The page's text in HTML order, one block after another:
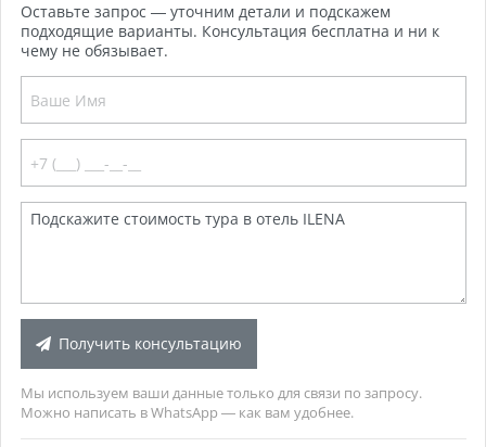
Оставьте запрос — уточним детали и подскажем
подходящие варианты. Консультация бесплатна и ни к
чему не обязывает.
Получить консультацию
Мы используем ваши данные только для связи по запросу.
Можно написать в WhatsApp — как вам удобнее.